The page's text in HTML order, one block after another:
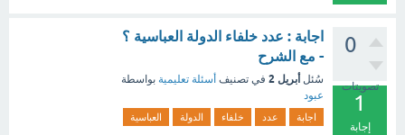
0
تصويتات
1
إجابة
اجابة : عدد خلفاء الدولة العباسية ؟
- مع الشرح
سُئل أبريل 2 في تصنيف أسئلة تعليمية بواسطة
عبود
اجابة عدد خلفاء الدولة العباسية